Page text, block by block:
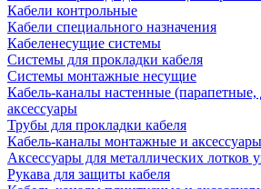
Кабели контрольные
Кабели специального назначения
Кабеленесущие системы
Системы для прокладки кабеля
Системы монтажные несущие
Кабель-каналы настенные
аксессуары
Трубы для прокладки кабеля
Кабель-каналы монтажные и аксессуары
Аксессуары для металлических лотков
Рукава для защиты кабеля